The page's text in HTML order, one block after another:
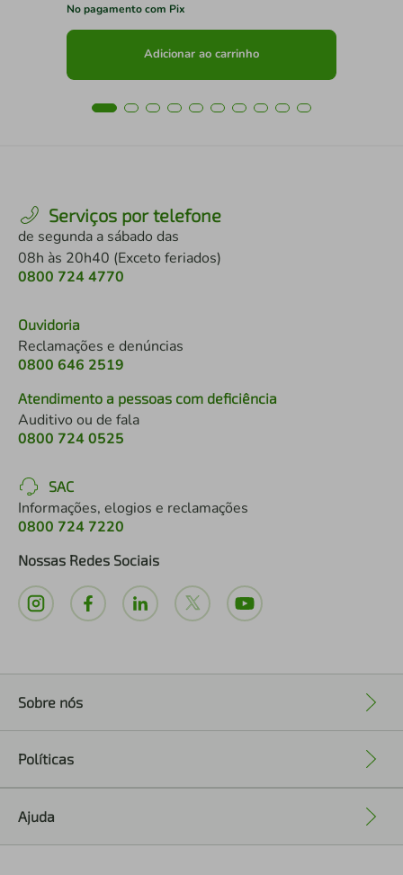
No pagamento com Pix
Adicionar ao carrinho
Serviços por telefone
de segunda a sábado das
08h às 20h40 (Exceto feriados)
0800 724 4770
Ouvidoria
Reclamações e denúncias
0800 646 2519
Atendimento a pessoas com deficiência
Auditivo ou de fala
0800 724 0525
SAC
Informações, elogios e reclamações
0800 724 7220
Nossas Redes Sociais
Sobre nós
Políticas
Ajuda